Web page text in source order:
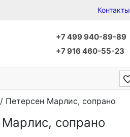
Контакты
+7 499 940-89-89
+7 916 460-55-23
Петерсен Марлис, сопрано
сопрано